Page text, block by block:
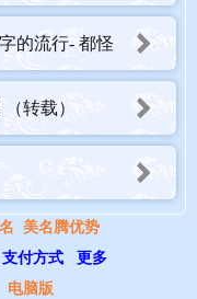
、安静、高尚，字义吉
音律较好。
11画；字型优美，利于
。数理分析：明月光
的流行- 都怪
了
转载）
美名腾优势
支付方式
更多
电脑版